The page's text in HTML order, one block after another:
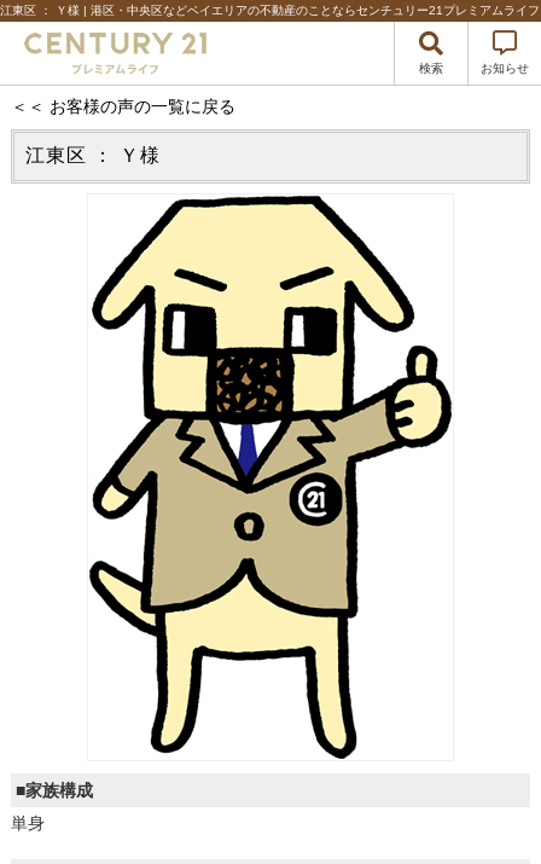
江東区 ： Ｙ様 | 港区・中央区などベイエリアの不動産のことならセンチュリー21プレミアムライフ
検索 お知らせ
＜＜ お客様の声の一覧に戻る
江東区 ： Ｙ様
■家族構成
単身